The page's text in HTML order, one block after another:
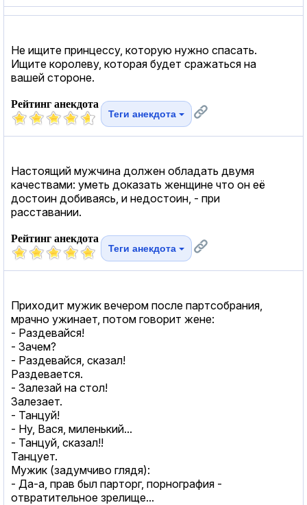
Не ищите принцессу, которую нужно спасать.
Ищите королеву, которая будет сражаться на
вашей стороне.
Рейтинг анекдота
Теги анекдота
Настоящий мужчина должен обладать двумя
качествами: уметь доказать женщине что он её
достоин добиваясь, и недостоин, - при
расставании.
Рейтинг анекдота
Теги анекдота
Приходит мужик вечером после партсобрания,
мрачно ужинает, потом говорит жене:
- Раздевайся!
- Зачем?
- Раздевайся, сказал!
Раздевается.
- Залезай на стол!
Залезает.
- Танцуй!
- Ну, Вася, миленький...
- Танцуй, сказал!!
Танцует.
Мужик (задумчиво глядя):
- Да-а, прав был парторг, порнография -
отвратительное зрелище...